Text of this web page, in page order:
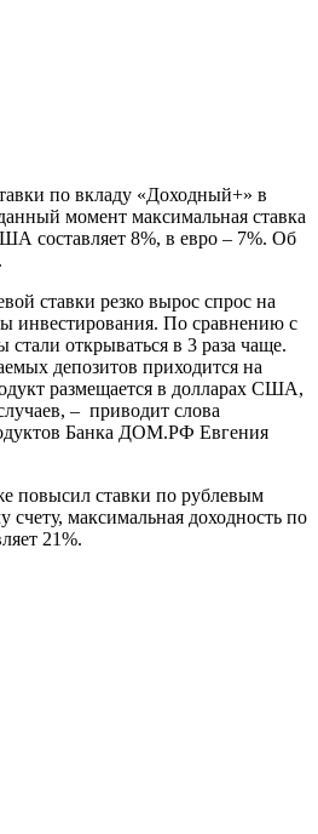
по вкладу «Доходный+» в
момент максимальная ставка
составляет 8%, в евро – 7%. Об
ставки резко вырос спрос на
инвестирования. По сравнению с
стали открываться в 3 раза чаще.
депозитов приходится на
размещается в долларах США,
– приводит слова
Банка ДОМ.РФ Евгения
повысил ставки по рублевым
счету, максимальная доходность по
21%.